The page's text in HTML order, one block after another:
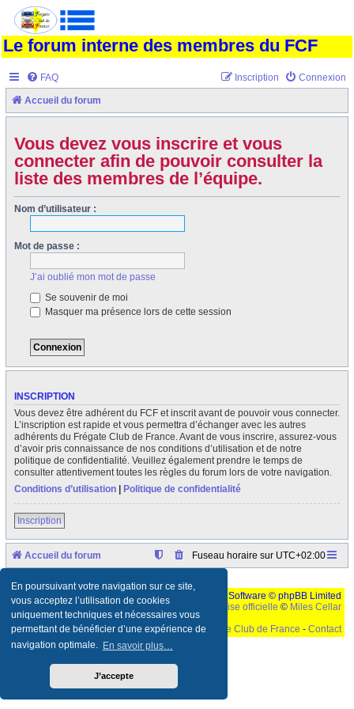
En poursuivant votre navigation sur ce site,
vous acceptez l’utilisation de cookies
uniquement techniques et nécessaires vous
permettant de bénéficier d’une expérience de
navigation optimale. En savoir plus…
J’accepte
Le forum interne des membres du FCF
FAQ Connexion
Inscription
Accueil du forum
Vous devez vous inscrire et vous
connecter afin de pouvoir consulter la
liste des membres de l’équipe.
Nom d’utilisateur :
Mot de passe :
J’ai oublié mon mot de passe
Se souvenir de moi
Masquer ma présence lors de cette session
INSCRIPTION
Vous devez être adhérent du FCF et inscrit avant de pouvoir vous connecter.
L’inscription est rapide et vous permettra d’échanger avec les autres
adhérents du Frégate Club de France. Avant de vous inscrire, assurez-vous
d’avoir pris connaissance de nos conditions d’utilisation et de notre
politique de confidentialité. Veuillez également prendre le temps de
consulter attentivement toutes les règles du forum lors de votre navigation.
Conditions d’utilisation
Politique de confidentialité
Inscription
Accueil du forum Fuseau horaire sur UTC+02:00
Développé parphpBB
® Forum Software © phpBB Limited
Traduction française officielle © Miles Cellar
©Le Frégate Club de France - Contact
Ceci est un texte de remplissage qui n'a pour but que forcer l'elargissement de la div page...
parametres d'affichage pas defaut de votre navigateur" faut bien trouver des paliatifs !